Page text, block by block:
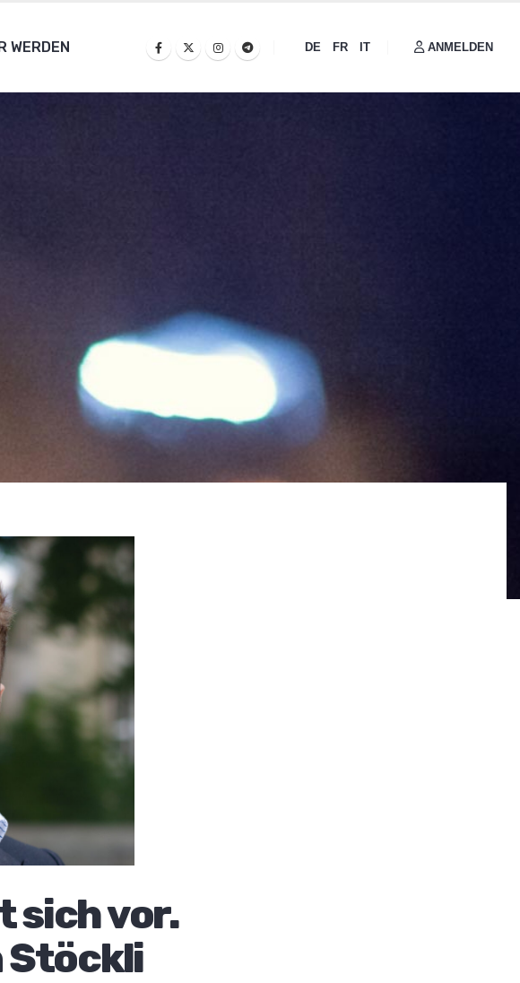
WERDEN DE FR IT ANMELDEN
sich vor.
Stöckli